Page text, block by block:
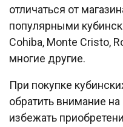
отличаться от
популярными
Cohiba, Monte Cristo,
многие другие.
При покупке
обратить внимание
избежать